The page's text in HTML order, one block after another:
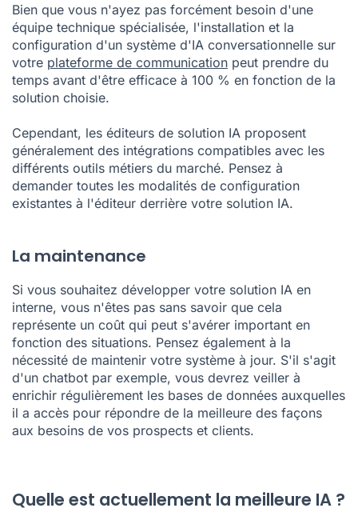
Bien que vous n'ayez pas forcément besoin d'une
équipe technique spécialisée, l'installation et la
configuration d'un système d'IA conversationnelle sur
votre plateforme de communication peut prendre du
temps avant d'être efficace à 100 % en fonction de la
solution choisie.
Cependant, les éditeurs de solution IA proposent
généralement des intégrations compatibles avec les
différents outils métiers du marché. Pensez à
demander toutes les modalités de configuration
existantes à l'éditeur derrière votre solution IA.
La maintenance
Si vous souhaitez développer votre solution IA en
interne, vous n'êtes pas sans savoir que cela
représente un coût qui peut s'avérer important en
fonction des situations. Pensez également à la
nécessité de maintenir votre système à jour. S'il s'agit
d'un chatbot par exemple, vous devrez veiller à
enrichir régulièrement les bases de données auxquelles
il a accès pour répondre de la meilleure des façons
aux besoins de vos prospects et clients.
Quelle est actuellement la meilleure IA ?